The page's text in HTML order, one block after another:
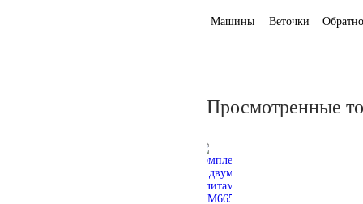
Машины Веточки
Просмотренные